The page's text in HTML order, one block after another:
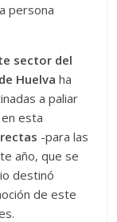
persona
sector del
Huelva ha
a paliar
esta
-para las
año, que se
destinó
de este